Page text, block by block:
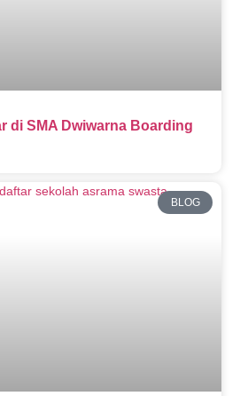
di SMA Dwiwarna Boarding
BLOG